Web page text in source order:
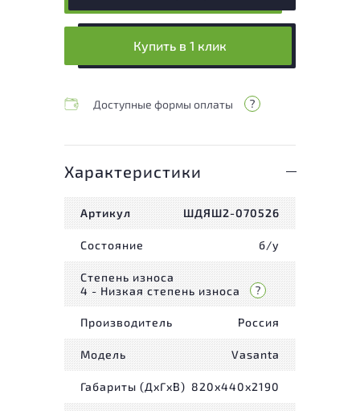
Купить в 1 клик
Доступные формы оплаты
Характеристики
Артикул ШДЯШ2-070526
Состояние б/у
Степень износа
4 - Низкая степень износа
Производитель Россия
Модель Vasanta
Габариты (ДxГxВ) 820x440x2190